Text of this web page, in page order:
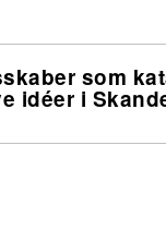
som
idéer i